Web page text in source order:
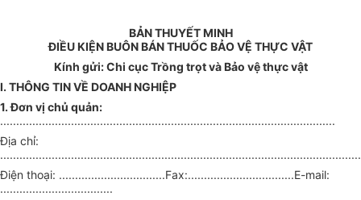
BẢN THUYẾT MINH
ĐIỀU KIỆN BUÔN BÁN THUỐC BẢO VỆ THỰC VẬT
Kính gửi: Chi cục Trồng trọt và Bảo vệ thực vật
I. THÔNG TIN VỀ DOANH NGHIỆP
1. Đơn vị chủ quản:
........................................................................................................
Địa chỉ:
Điện thoại: .................................Fax:.................................E-mail:
...................................